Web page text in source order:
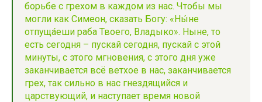
борьбе с грехом в каждом из нас. Чтобы мы
могли как Симеон, сказать Богу: «Ны́не
отпуща́еши раба Твоего, Владыко». Ныне, то
есть сегодня – пускай сегодня, пускай с этой
минуты, с этого мгновения, с этого дня уже
заканчивается всё ветхое в нас, заканчивается
грех, так сильно в нас гнездящийся и
царствующий, и наступает время новой